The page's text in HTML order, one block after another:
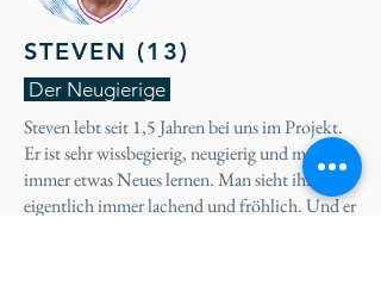
STEVEN (13)
Der Neugierige
Steven lebt seit 1,5 Jahren bei uns im Projekt.
Er ist sehr wissbegierig, neugierig und möchte
immer etwas Neues lernen. Man sieht ihn
eigentlich immer lachend und fröhlich. Und er